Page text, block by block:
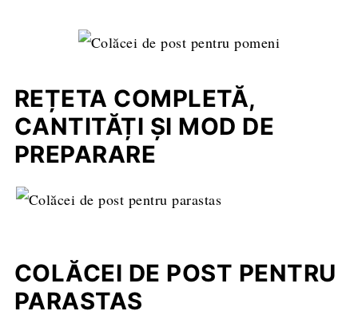
REȚETA COMPLETĂ,
CANTITĂȚI ȘI MOD DE
PREPARARE
COLĂCEI DE POST PENTRU
PARASTAS